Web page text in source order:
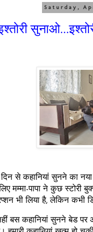
Saturday,
से कहानियां सुनने का
मम्मा-पापा ने कुछ स्टोरी
भी लिया है, लेकिन कभी
बस कहानियां सुनने बेड पर